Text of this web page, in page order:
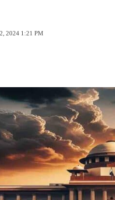
2024 1:21 PM